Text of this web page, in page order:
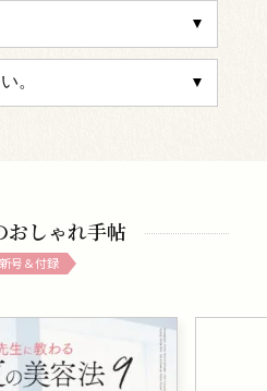
おしゃれ手帖
号＆付録